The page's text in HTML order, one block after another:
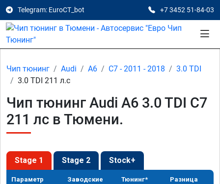
Telegram: EuroCT_bot +7 3452 51-84-03
Чип тюнинг Audi A6 C7 - 2011 - 2018
3.0 TDI
3.0 TDI 211 л.с
Чип тюнинг Audi A6 3.0 TDI C7
211 лс в Тюмени.
Stage 1 Stage 2 Stock+
Параметр Заводские Тюнинг* Разница